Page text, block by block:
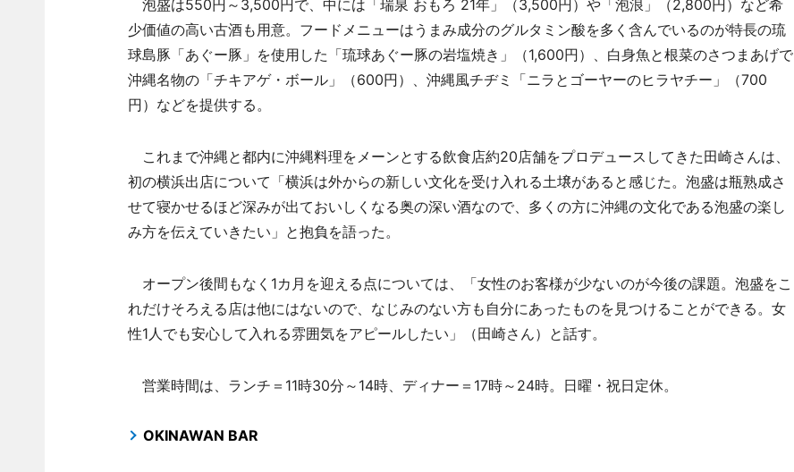
泡盛は550円～3,500円で、中には「瑞泉 おもろ 21年」（3,500円）や「泡浪」（2,800円）など希
少価値の高い古酒も用意。フードメニューはうまみ成分のグルタミン酸を多く含んでいるのが特長の琉
球島豚「あぐー豚」を使用した「琉球あぐー豚の岩塩焼き」（1,600円）、白身魚と根菜のさつまあげで
沖縄名物の「チキアゲ・ボール」（600円）、沖縄風チヂミ「ニラとゴーヤーのヒラヤチー」（700
円）などを提供する。
これまで沖縄と都内に沖縄料理をメーンとする飲食店約20店舗をプロデュースしてきた田崎さんは、
初の横浜出店について「横浜は外からの新しい文化を受け入れる土壌があると感じた。泡盛は瓶熟成さ
せて寝かせるほど深みが出ておいしくなる奥の深い酒なので、多くの方に沖縄の文化である泡盛の楽し
み方を伝えていきたい」と抱負を語った。
オープン後間もなく1カ月を迎える点については、「女性のお客様が少ないのが今後の課題。泡盛をこ
れだけそろえる店は他にはないので、なじみのない方も自分にあったものを見つけることができる。女
性1人でも安心して入れる雰囲気をアピールしたい」（田崎さん）と話す。
営業時間は、ランチ＝11時30分～14時、ディナー＝17時～24時。日曜・祝日定休。
OKINAWAN BAR